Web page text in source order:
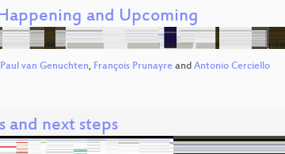
and Upcoming
Paul van Genuchten, François Prunayreand Antonio Cerciello
and next steps